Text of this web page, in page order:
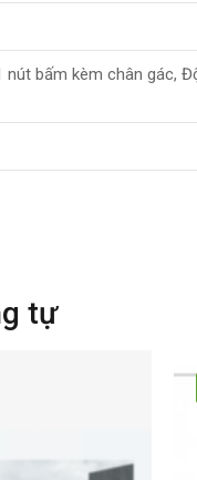
bấm kèm chân gác,
tự